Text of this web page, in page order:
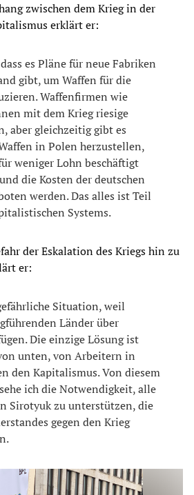
zwischen dem Krieg in der
erklärt er:
es Pläne für neue Fabriken
gibt, um Waffen für die
Waffenfirmen wie
mit dem Krieg riesige
aber gleichzeitig gibt es
in Polen herzustellen,
weniger Lohn beschäftigt
die Kosten der deutschen
werden. Das alles ist Teil
Systems.
der Eskalation des Kriegs hin zu
er:
Situation, weil
Länder über
Die einzige Lösung ist
unten, von Arbeitern in
den Kapitalismus. Von diesem
ich die Notwendigkeit, alle
Sirotyuk zu unterstützen, die
gegen den Krieg